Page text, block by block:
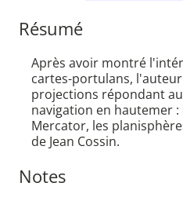
Résumé
Après avoir montré
cartes-portulans,
projections répondant
navigation en hautemer
Mercator, les
de Jean Cossin.
Notes